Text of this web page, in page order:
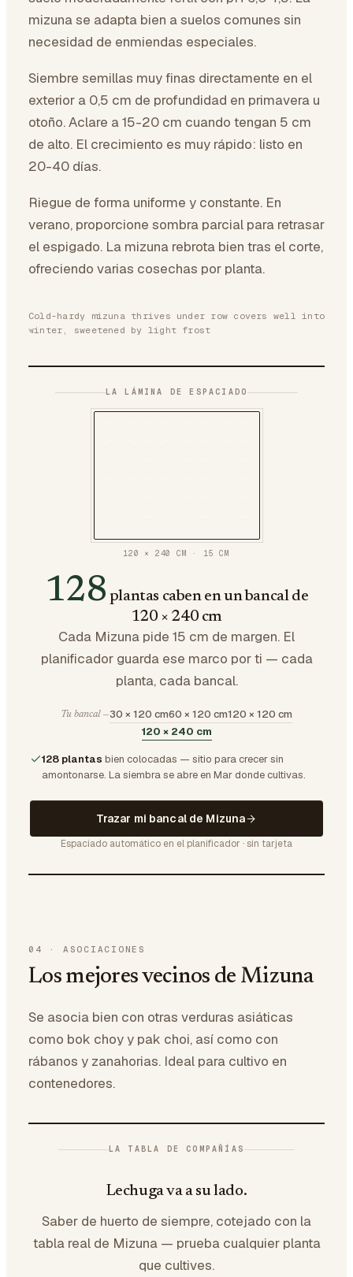
mizuna se adapta bien a suelos comunes sin
necesidad de enmiendas especiales.
Siembre semillas muy finas directamente en el
exterior a 0,5 cm de profundidad en primavera u
otoño. Aclare a 15-20 cm cuando tengan 5 cm
de alto. El crecimiento es muy rápido: listo en
20-40 días.
Riegue de forma uniforme y constante. En
verano, proporcione sombra parcial para retrasar
el espigado. La mizuna rebrota bien tras el corte,
ofreciendo varias cosechas por planta.
Cold-hardy mizuna thrives under row covers well into
winter, sweetened by light frost
LA LÁMINA DE ESPACIADO
120 × 240 CM · 15 CM
128 plantas caben en un bancal de
120 × 240 cm
Cada Mizuna pide 15 cm de margen. El
planificador guarda ese marco por ti — cada
planta, cada bancal.
Tu bancal —30 × 120 cm60 × 120 cm120 × 120 cm
120 × 240 cm
128 plantas bien colocadas — sitio para crecer sin
amontonarse. La siembra se abre en Mar donde cultivas.
Trazar mi bancal de Mizuna
Espaciado automático en el planificador · sin tarjeta
04 · ASOCIACIONES
Los mejores vecinos de Mizuna
Se asocia bien con otras verduras asiáticas
como bok choy y pak choi, así como con
rábanos y zanahorias. Ideal para cultivo en
contenedores.
LA TABLA DE COMPAÑÍAS
Lechuga va a su lado.
Saber de huerto de siempre, cotejado con la
tabla real de Mizuna — prueba cualquier planta
que cultives.